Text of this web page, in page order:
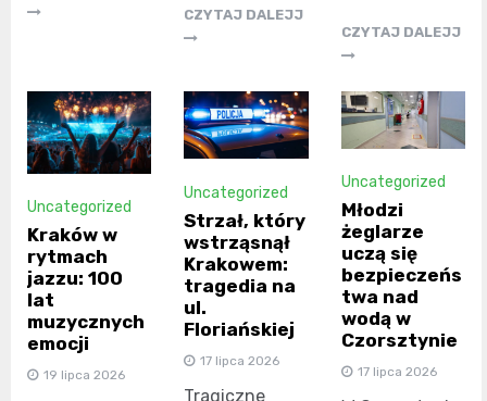
CZYTAJ DALEJJ
CZYTAJ DALEJJ
Uncategorized
Kraków w
rytmach
jazzu: 100
lat
muzycznych
emocji
19 lipca 2026
Uncategorized
Strzał, który
wstrząsnął
Krakowem:
tragedia na
ul.
Floriańskiej
17 lipca 2026
Tragiczne
Uncategorized
Młodzi
żeglarze
uczą się
bezpieczeńs
twa nad
wodą w
Czorsztynie
17 lipca 2026